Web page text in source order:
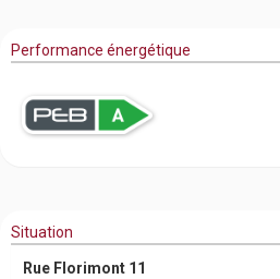
Performance énergétique
Situation
Rue Florimont 11